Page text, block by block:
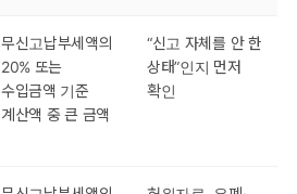
무신고납부세액의
20% 또는
수입금액 기준
계산액 중 큰 금액
“신고 자체를 안 한
상태”인지 먼저
확인